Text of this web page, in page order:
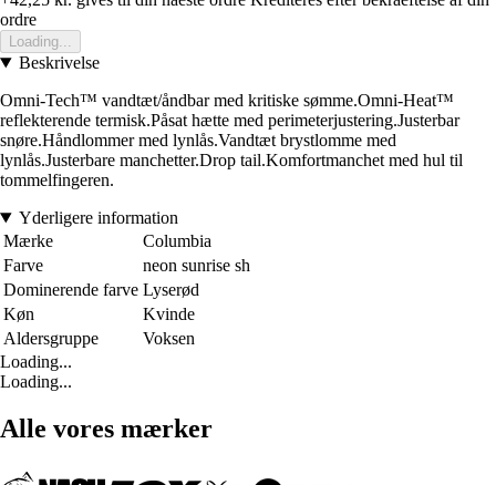
ordre
Loading...
Beskrivelse
Omni-Tech™ vandtæt/åndbar med kritiske sømme.Omni-Heat™
reflekterende termisk.Påsat hætte med perimeterjustering.Justerbar
snøre.Håndlommer med lynlås.Vandtæt brystlomme med
lynlås.Justerbare manchetter.Drop tail.Komfortmanchet med hul til
tommelfingeren.
Yderligere information
Mærke
Columbia
Farve
neon sunrise sh
Dominerende farve Lyserød
Køn
Kvinde
Aldersgruppe
Voksen
Loading...
Loading...
Alle vores mærker